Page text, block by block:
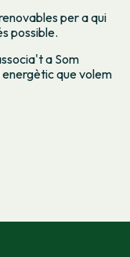
per a qui
possible.
a Som
que volem